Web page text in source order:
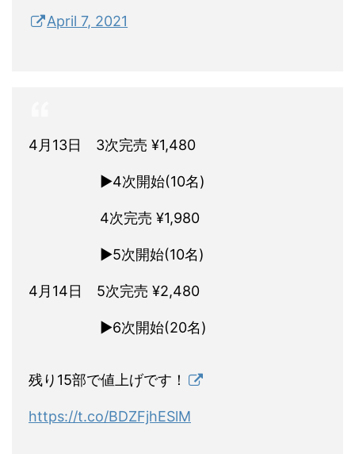
April 7, 2021
4月13日 3次完売 ¥1,480
▶4次開始(10名)
4次完売 ¥1,980
▶5次開始(10名)
4月14日 5次完売 ¥2,480
▶︎6次開始(20名)
残り15部で値上げです！
https://t.co/BDZFjhESlM